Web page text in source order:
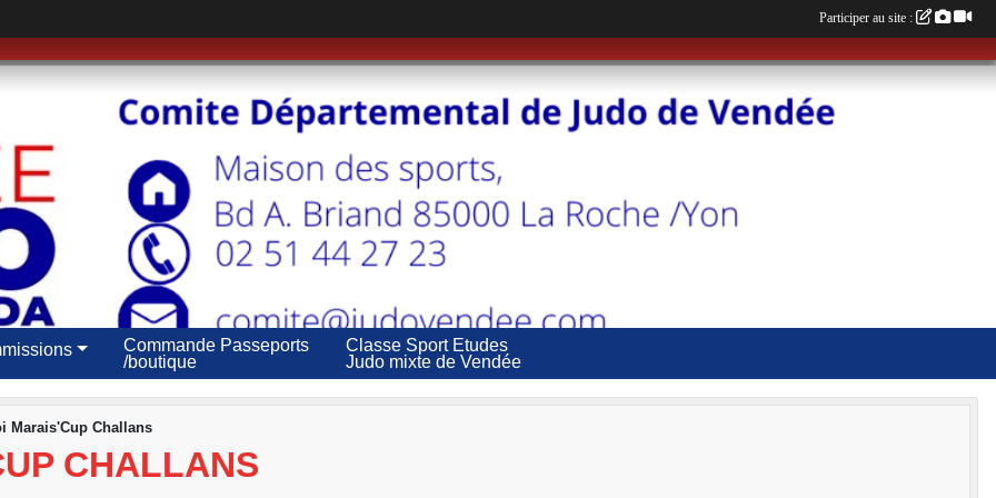
Commande Passeports
/boutique
Classe Sport Etudes
Judo mixte de Vendée
Marais'Cup Challans
CHALLANS
Participer au site :